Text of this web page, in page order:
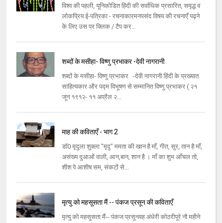
विश्व की पहली, यूनिकोडित हिंदी की सर्वाधिक प्रसारित, समृद्ध व
लोकप्रिय ई-पत्रिका - रचनाकारमनपसंद विषय की रचनाएँ पढ़ने
के लिए उस पर क्लिक / टैप कर...
शब्दों के मसीहा- विष्णु प्रभाकर -देवी नागरानी
शब्दों के मसीहा- विष्णु प्रभाकर -देवी नागरानी हिंदी के प्रख्यात
साहित्यकार और पद्म विभूषण से सम्मानित विष्णु प्रभाकर ( २१
जून १९१२- ११ अप्रैल २...
माह की कविताएँ - भाग 2
डॉ0 मृदुला शुक्ला "मृदु" ममता की खान है माँ, गीत, सुर, तान है माँ,
असंख्य दुआओं वाली, आन,बान, शान है । माँ का शुभ आँचल तो,
शीश पे आशीष सम, संकटों से...
मृत्यु को महसूसता मैं -- पंकज प्रसून की कविताएँ
मृत्यु को महसूसता मैं-- पंकज प्रसूनवह अंधेरी कोठरीपूरे नौ महीने